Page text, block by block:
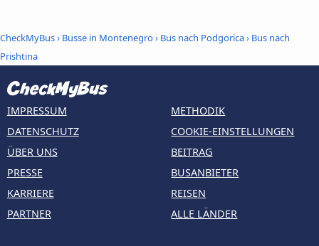
CheckMyBus› Busse in Montenegro› Bus nach Podgorica› Bus nach
Prishtina
IMPRESSUM
DATENSCHUTZ
ÜBER UNS
PRESSE
KARRIERE
PARTNER
METHODIK
COOKIE-EINSTELLUNGEN
BEITRAG
BUSANBIETER
REISEN
ALLE LÄNDER